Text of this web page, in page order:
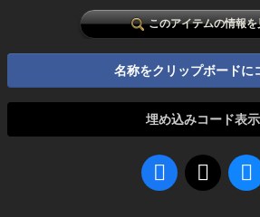
このアイテムの情報を
名称をクリップボードに
埋め込みコード表示